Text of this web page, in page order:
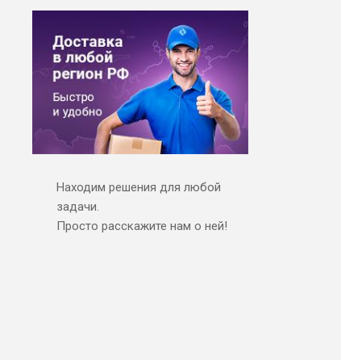
Находим решения для любой
задачи.
Просто расскажите нам о ней!